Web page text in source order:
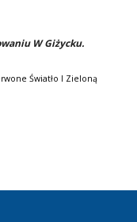
W Giżycku.
Światło I Zieloną